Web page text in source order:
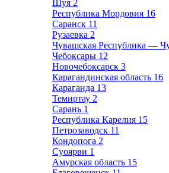
Шуя 2
Республика Мордовия 16
Саранск 11
Рузаевка 2
Чувашская Республика —
Чебоксары 12
Новочебоксарск 3
Карагандинская область 16
Караганда 13
Темиртау 2
Сарань 1
Республика Карелия 15
Петрозаводск 11
Кондопога 2
Суоярви 1
Амурская область 15